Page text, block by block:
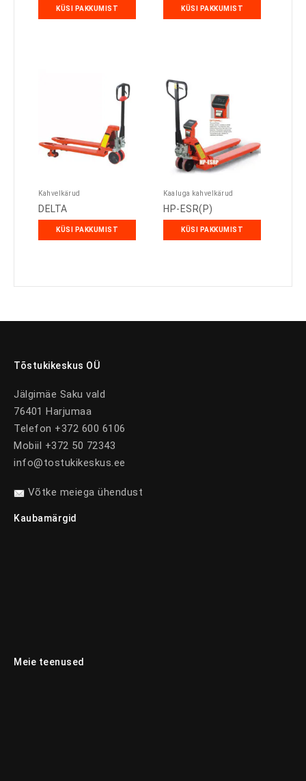
KÜSI PAKKUMIST KÜSI PAKKUMIST
Kahvelkärud
DELTA
KÜSI PAKKUMIST
Kaaluga kahvelkärud
HP-ESR(P)
KÜSI PAKKUMIST
Tõstukikeskus OÜ
Jälgimäe Saku vald
76401 Harjumaa
Telefon +372 600 6106
Mobiil +372 50 72343
info@tostukikeskus.ee
Võtke meiega ühendust
Kaubamärgid
Meie teenused